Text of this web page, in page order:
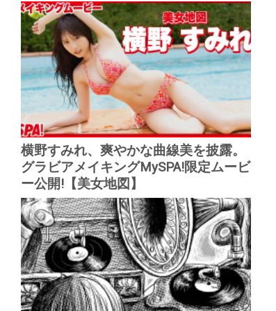
横野すみれ、爽やかな曲線美を披露。
グラビアメイキングMySPA!限定ムービ
ー公開!【美女地図】